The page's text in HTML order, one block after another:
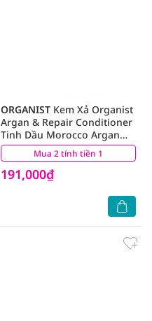
Mua 2 tính tiền 1
ORGANIST Kem Xả Organist
Argan & Repair Conditioner
Tinh Dầu Morocco Argan
Dành Cho Tóc Hư Tổn 500ml
191,000₫
(5)